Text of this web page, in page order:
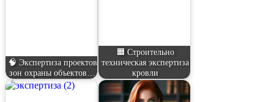
🧠 Экспертиза проектов
зон охраны объектов…
🟧 Строительно
техническая экспертиза
кровли